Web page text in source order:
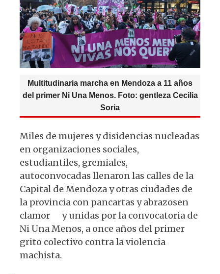
p
o
k
Multitudinaria marcha en Mendoza a 11 años
del primer Ni Una Menos. Foto: gentleza Cecilia
Soria
Miles de mujeres y disidencias nucleadas
en organizaciones sociales,
estudiantiles, gremiales,
autoconvocadas llenaron las calles de la
Capital de Mendoza y otras ciudades de
la provincia con pancartas y abrazosen
clamor y unidas por la convocatoria de
Ni Una Menos, a once años del primer
grito colectivo contra la violencia
machista.